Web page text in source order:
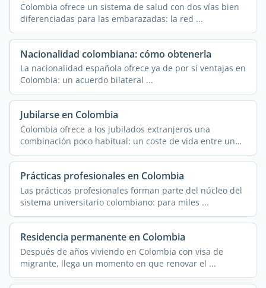
Colombia ofrece un sistema de salud con dos vías bien
diferenciadas para las embarazadas: la red ...
Nacionalidad colombiana: cómo obtenerla
La nacionalidad española ofrece ya de por sí ventajas en
Colombia: un acuerdo bilateral ...
Jubilarse en Colombia
Colombia ofrece a los jubilados extranjeros una
combinación poco habitual: un coste de vida entre un
50 % y ...
Prácticas profesionales en Colombia
Las prácticas profesionales forman parte del núcleo del
sistema universitario colombiano: para miles ...
Residencia permanente en Colombia
Después de años viviendo en Colombia con visa de
migrante, llega un momento en que renovar el ...